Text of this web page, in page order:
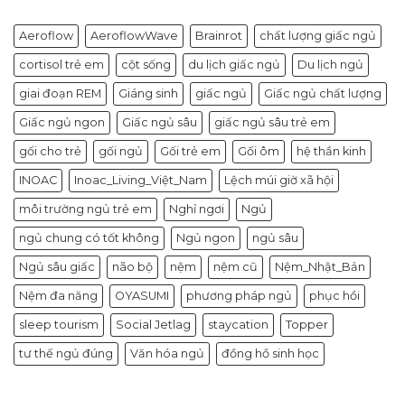
Aeroflow AeroflowWave Brainrot chất lượng giấc ngủ
cortisol trẻ em cột sống du lịch giấc ngủ Du lịch ngủ
giai đoạn REM Giáng sinh giấc ngủ Giấc ngủ chất lượng
Giấc ngủ ngon Giấc ngủ sâu giấc ngủ sâu trẻ em
gối cho trẻ gối ngủ Gối trẻ em Gối ôm hệ thần kinh
INOAC Inoac_Living_Việt_Nam Lệch múi giờ xã hội
môi trường ngủ trẻ em Nghỉ ngơi Ngủ
ngủ chung có tốt không Ngủ ngon ngủ sâu
Ngủ sâu giấc não bộ nệm nệm cũ Nệm_Nhật_Bản
Nệm đa năng OYASUMI phương pháp ngủ phục hồi
sleep tourism Social Jetlag staycation Topper
tư thế ngủ đúng Văn hóa ngủ đồng hồ sinh học